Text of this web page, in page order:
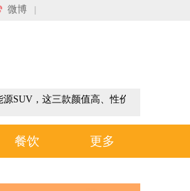
微博
源SUV，这三款颜值高、性价比爆表，家用
餐饮 更多